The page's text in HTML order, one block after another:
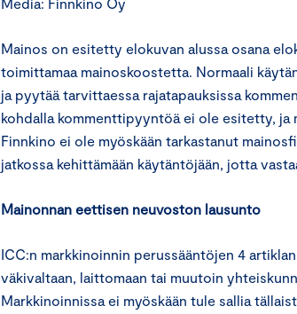
Mainos on esitetty elokuvan alussa osana
toimittamaa mainoskoostetta. Normaali
ja pyytää tarvittaessa rajatapauksissa
kohdalla kommenttipyyntöä ei ole esitetty, ja
Finnkino ei ole myöskään tarkastanut
jatkossa kehittämään käytäntöjään, jotta
Mainonnan eettisen neuvoston lausunto
ICC:n markkinoinnin perussääntöjen 4
väkivaltaan, laittomaan tai muutoin
Markkinoinnissa ei myöskään tule sallia